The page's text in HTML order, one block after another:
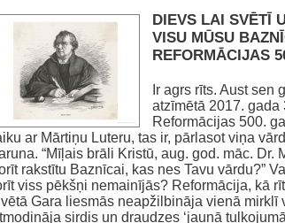
DIEVS LAI SVĒTĪ
VISU MŪSU
REFORMĀCIJAS
Ir agrs rīts. Aust sen
atzīmētā 2017. gada
Reformācijas 500.
ar Mārtiņu Luteru, tas ir, pārlasot viņa
“Mīļais brāli Kristū, aug. god. māc. Dr.
rakstītu Baznīcai, kas nes Tavu vārdu?”
viss pēkšņi nemainījās? Reformācija, kā
Gara liesmās neapžilbināja vienā mirklī
sirdis un draudzes ‘jaunā